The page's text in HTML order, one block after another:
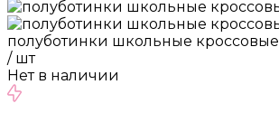
полуботинки школьные кроссовые
/ шт
Нет в наличии